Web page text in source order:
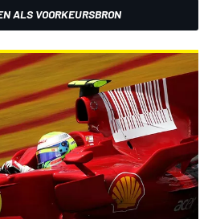
ALS VOORKEURSBRON